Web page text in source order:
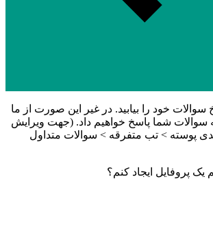
سوالات خود را بیابید. در غیر این صورت از ما
سوالات شما پاسخ خواهیم داد. (جهت ویرایش
پوسته > تب متفرقه > سوالات متداول
یک پروفایل ایجاد کنم؟